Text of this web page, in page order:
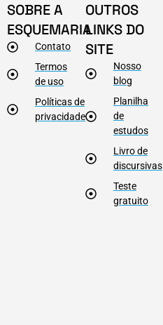
SOBRE A
ESQUEMARIA
Contato
Termos
de uso
Políticas de
privacidade
OUTROS
LINKS DO
SITE
Nosso
blog
Planilha
de
estudos
Livro de
discursivas
Teste
gratuito